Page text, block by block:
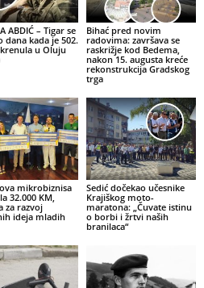
ABDIĆ – Tigar se
dana kada je 502.
u Oluju
Bihać pred novim
radovima: završava se
raskrižje kod Bedema,
nakon 15. augusta kreće
rekonstrukcija Gradskog
trga
mikrobiznisa
32.000 KM,
za razvoj
ideja mladih
Sedić dočekao učesnike
Krajiškog moto-
maratona: „Čuvate istinu
o borbi i žrtvi naših
branilaca“